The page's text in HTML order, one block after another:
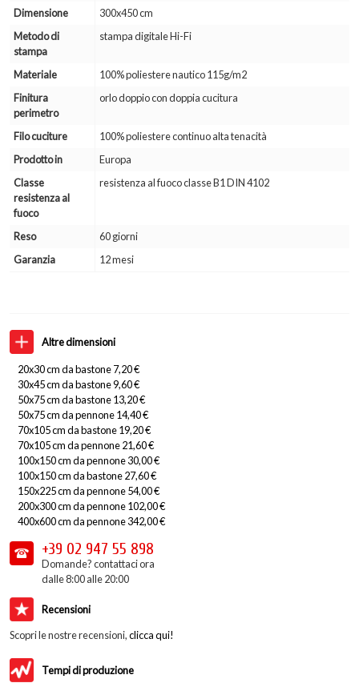
Altre dimensioni
20x30 cm da bastone 7,20 €
30x45 cm da bastone 9,60 €
50x75 cm da bastone 13,20 €
50x75 cm da pennone 14,40 €
70x105 cm da bastone 19,20 €
70x105 cm da pennone 21,60 €
100x150 cm da pennone 30,00 €
100x150 cm da bastone 27,60 €
150x225 cm da pennone 54,00 €
200x300 cm da pennone 102,00 €
400x600 cm da pennone 342,00 €
+39 02 947 55 898
Domande? contattaci ora
dalle 8:00 alle 20:00
Recensioni
Scopri le nostre recensioni,clicca qui!
Tempi di produzione
Dimensione
300x450 cm
Metodo di
stampa
stampa digitale Hi-Fi
Materiale
100% poliestere nautico 115g/m2
Finitura
perimetro
orlo doppio con doppia cucitura
Filo cuciture
100% poliestere continuo alta tenacità
Prodotto in
Europa
Classe
resistenza al
fuoco
resistenza al fuoco classe B1 DIN 4102
Reso
60 giorni
Garanzia
12 mesi